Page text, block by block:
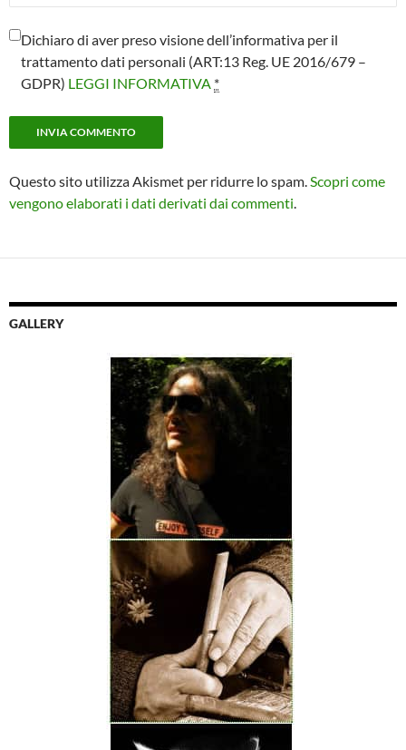
Dichiaro di aver preso visione dell’informativa per il
trattamento dati personali (ART:13 Reg. UE 2016/679 –
GDPR) LEGGI INFORMATIVA *
Questo sito utilizza Akismet per ridurre lo spam. Scopri come
vengono elaborati i dati derivati dai commenti
GALLERY